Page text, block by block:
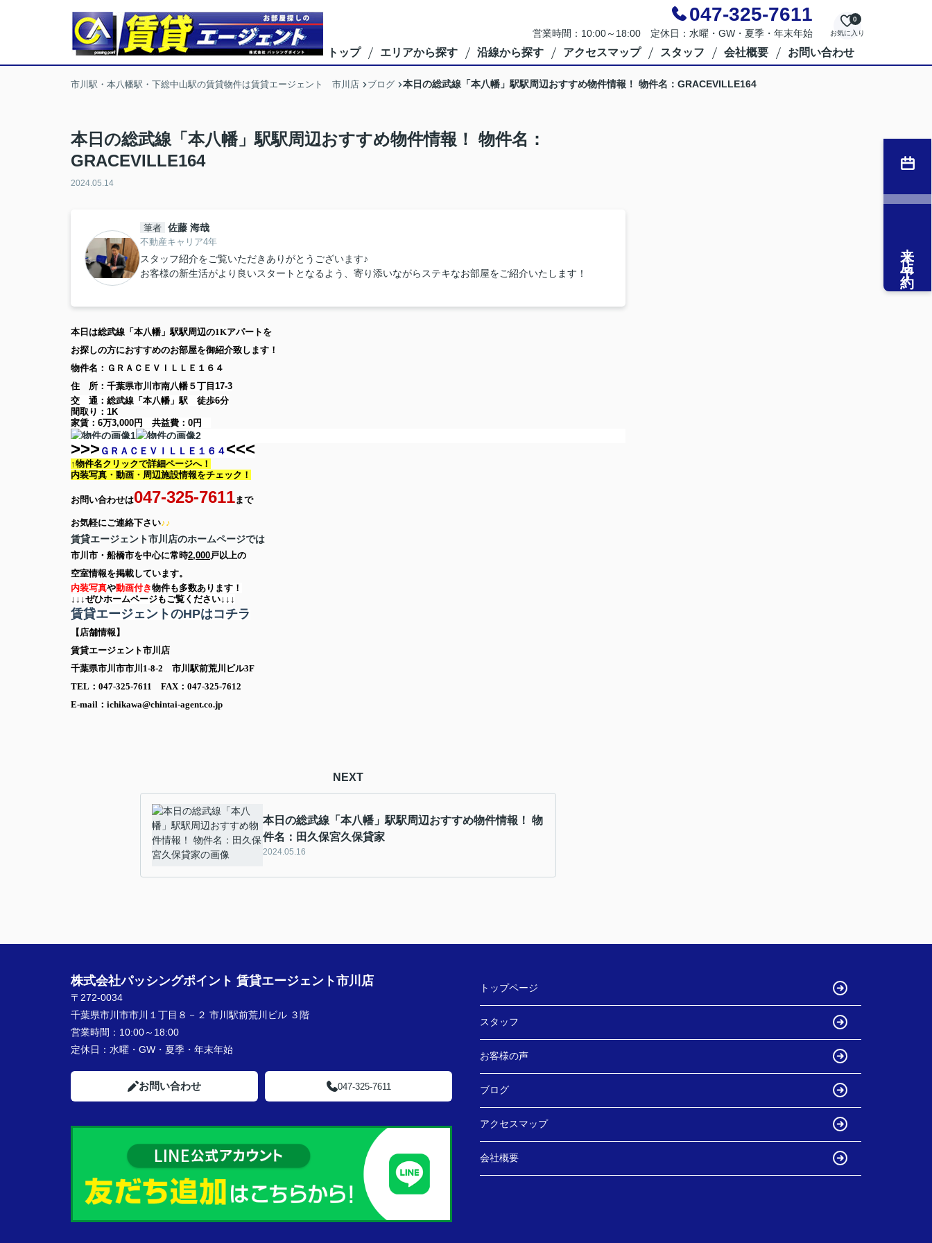
047-325-7611
営業時間：10:00～18:00 定休日：水曜・GW・夏季・年末年始 お気に入り
0
トップ エリアから探す 沿線から探す アクセスマップ スタッフ 会社概要 お問い合わせ
市川駅・本八幡駅・下総中山駅の賃貸物件は賃貸エージェント 市川店 ブログ 本日の総武線「本八幡」駅駅周辺おすすめ物件情報！ 物件名：GRACEVILLE164
本日の総武線「本八幡」駅駅周辺おすすめ物件情報！ 物件名：
GRACEVILLE164
2024.05.14
筆者 佐藤 海哉
不動産キャリア4年
スタッフ紹介をご覧いただきありがとうございます♪
お客様の新生活がより良いスタートとなるよう、寄り添いながらステキなお部屋をご紹介いたします！
本日は総武線「本八幡」駅駅周辺の1Kアパート を
お探しの方におすすめのお部屋を御紹介致します！
物件名：ＧＲＡＣＥＶＩＬＬＥ１６４
住 所： 千葉県市川市南八幡５丁目17-3
交 通：総武線「本八幡」駅 徒歩6分
間取り： 1K
家賃： 6万3,000円 共益費： 0円
>>> ＧＲＡＣＥＶＩＬＬＥ１６４<<<
↑物件名クリックで詳細ページへ！
内装写真・動画・ 周辺施設情報をチェック！
お問い合わせは047-325-7611まで
お気軽にご連絡下さい♪♪
賃貸エージェント市川店のホームページでは
市川市・船橋市を中心に常時2,000戸以上の
空室情報を掲載しています。
内装写真や動画付き物件も多数あります！
↓↓↓ぜひホームページもご覧ください↓↓↓
賃貸エージェントのHPはコチラ
【店舗情報】
賃貸エージェント市川店
千葉県市川市市川1-8-2 市川駅前荒川ビル3F
TEL：047-325-7611 FAX：047-325-7612
E-mail：ichikawa@chintai-agent.co.jp
NEXT
本日の総武線「本八幡」駅駅周辺おすすめ物件情報！ 物
件名：田久保宮久保貸家
2024.05.16
来店予約
株式会社パッシングポイント 賃貸エージェント市川店
〒272-0034
千葉県市川市市川１丁目８－２ 市川駅前荒川ビル ３階
営業時間： 10:00～18:00
定休日： 水曜・GW・夏季・年末年始
お問い合わせ 047-325-7611
トップページ
スタッフ
お客様の声
ブログ
アクセスマップ
会社概要